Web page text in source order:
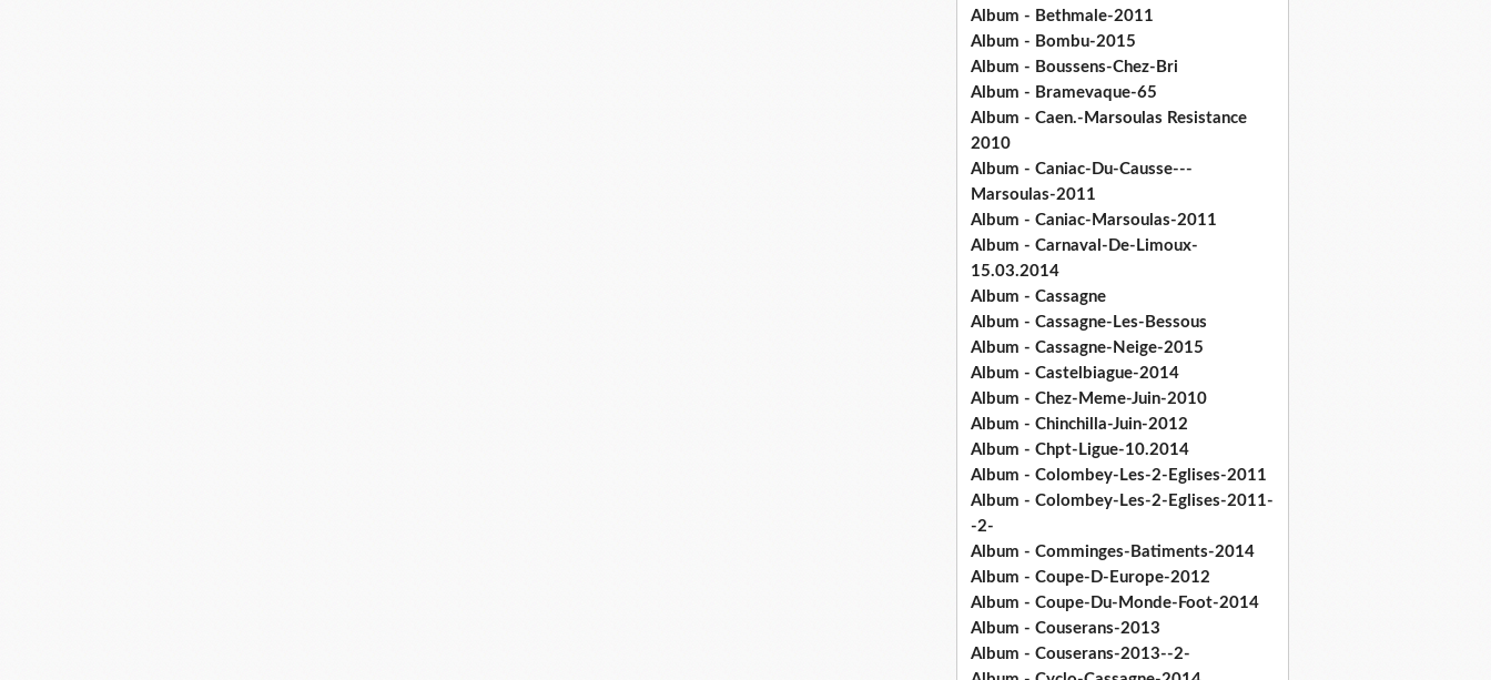
Album - Bethmale-2011
Album - Bombu-2015
Album - Boussens-Chez-Bri
Album - Bramevaque-65
Album - Caen.-Marsoulas Resistance
2010
Album - Caniac-Du-Causse---
Marsoulas-2011
Album - Caniac-Marsoulas-2011
Album - Carnaval-De-Limoux-
15.03.2014
Album - Cassagne
Album - Cassagne-Les-Bessous
Album - Cassagne-Neige-2015
Album - Castelbiague-2014
Album - Chez-Meme-Juin-2010
Album - Chinchilla-Juin-2012
Album - Chpt-Ligue-10.2014
Album - Colombey-Les-2-Eglises-2011
Album - Colombey-Les-2-Eglises-2011-
-2-
Album - Comminges-Batiments-2014
Album - Coupe-D-Europe-2012
Album - Coupe-Du-Monde-Foot-2014
Album - Couserans-2013
Album - Couserans-2013--2-